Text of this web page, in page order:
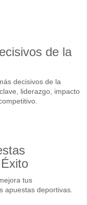
de la
decisivos de la
liderazgo, impacto
tus
apuestas deportivas.